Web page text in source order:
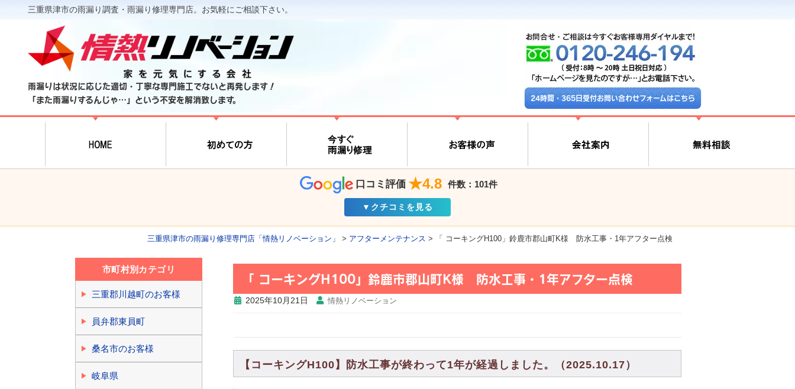
三重県津市の雨漏り調査・雨漏り修理専門店。お気軽にご相談下さい。
雨漏りは状況に応じた適切・丁寧な専門施工でないと再発します！
「また雨漏りするんじゃ…」という不安を解消致します。
24時間・365日受付お問い合わせフォームはこちら
口コミ評価 ★4.8 件数：101件
▼クチコミを見る
三重県津市の雨漏り修理専門店「情熱リノベーション」 > アフターメンテナンス > 「 コーキングH100」鈴鹿市郡山町K様 防水工事・1年アフター点検
「 コーキングH100」鈴鹿市郡山町K様 防水工事・1年アフター点検
2025年10月21日 情熱リノベーション
【コーキングH100】防水工事が終わって1年が経過しました。（2025.10.17）
市町村別カテゴリ
三重郡川越町のお客様
員弁郡東員町
桑名市のお客様
岐阜県